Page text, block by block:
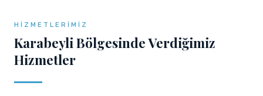
HIZMETLERIMIZ
Karabeyli Bölgesinde Verdiğimiz
Hizmetler